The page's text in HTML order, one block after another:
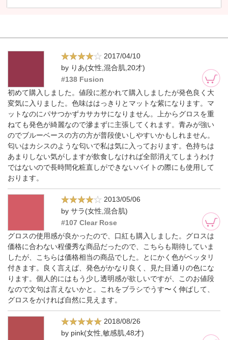
2017/04/10
by りあ(女性,混合肌,20才)
#138 Fusion
初めて購入しました。値段に惹かれて購入しましたが発色良く大
変気に入りました。色味ははっきりとマットな紫になります。マ
ットなのにパサつかずカサカサになりません。上からグロスを重
ねても発色が綺麗なので滲まずに主張してくれます。青みが強い
のでブルーベースの方の方が普段使いしやすいかもしれません。
匂いはカシスのような匂いで私は気に入っております。色持ちは
あまりしない気がしますが飲食しなければ全部消えてしまうわけ
ではないので長時間化粧直しができないバイトの際にも使用して
おります。
2013/05/06
by サラ(女性,混合肌)
#107 Clear Rose
グロスの使用感が良かったので、口紅も購入しました。グロスは
価格に合わない程優秀な商品だったので、こちらも期待していま
したが、こちらは価格相当の商品でした。とにかく色がベッタリ
付きます。良く言えば、発色がかなり良く、見た目通りの色にな
ります。個人的にはもう少し透明感が欲しいですが、このお値段
なので文句は言えないかと。これをブラシでうす〜く伸ばして、
グロスをかければ自然に見えます。
2018/08/26
by pink(女性,敏感肌,48才)